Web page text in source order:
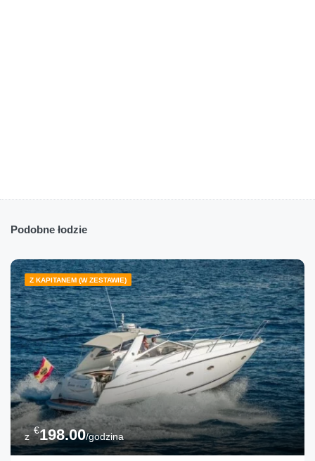
Podobne łodzie
Z KAPITANEM (W ZESTAWIE)
z
€198.00/godzina